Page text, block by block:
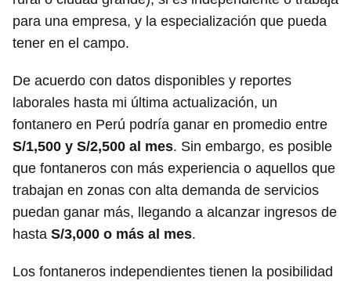
para una empresa, y la especialización que pueda
tener en el campo.
De acuerdo con datos disponibles y reportes
laborales hasta mi última actualización, un
fontanero en Perú podría ganar en promedio entre
S/1,500 y S/2,500 al mes. Sin embargo, es posible
que fontaneros con más experiencia o aquellos que
trabajan en zonas con alta demanda de servicios
puedan ganar más, llegando a alcanzar ingresos de
hasta S/3,000 o más al mes.
Los fontaneros independientes tienen la posibilidad